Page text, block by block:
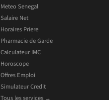
Meteo Senegal
Salaire Net
Horaires Priere
Pharmacie de Garde
Calculateur IMC
Horoscope
Offres Emploi
Simulateur Credit
Tous les services →